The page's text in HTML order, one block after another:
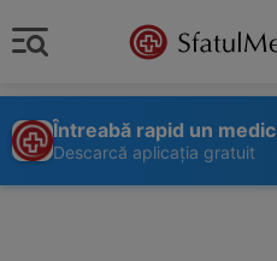
Întreabă rapid un medic
Descarcă aplicația gratuit